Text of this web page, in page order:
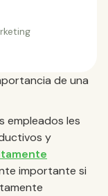
de una
empleados les
y
importante si